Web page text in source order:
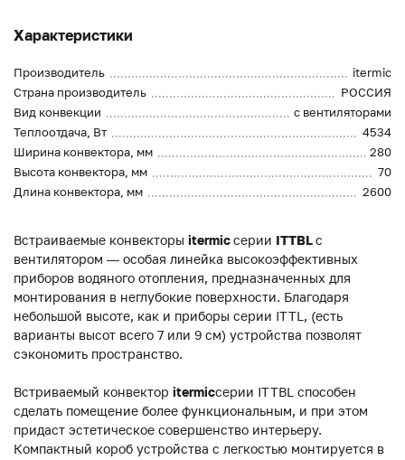
Характеристики
Производитель
itermic
Страна производитель
РОССИЯ
Вид конвекции
с вентиляторами
Теплоотдача, Вт
4534
Ширина конвектора, мм
280
Высота конвектора, мм
70
Длина конвектора, мм
2600
Встраиваемые конвекторы itermicсерии ITTBLс
вентилятором — особая линейка высокоэффективных
приборов водяного отопления, предназначенных для
монтирования в неглубокие поверхности. Благодаря
небольшой высоте, как и приборы серии ITTL, (есть
варианты высот всего 7 или 9 см) устройства позволят
сэкономить пространство.
Встриваемый конвектор itermicсерии ITTBL способен
сделать помещение более функциональным, и при этом
придаст эстетическое совершенство интерьеру.
Компактный короб устройства с легкостью монтируется в